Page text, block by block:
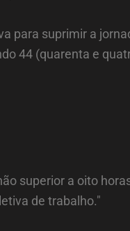
para suprimir a
44 (quarenta e
superior a oito
de trabalho."